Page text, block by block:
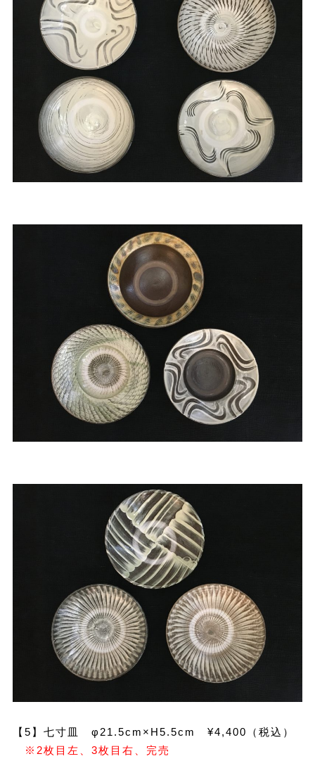
【5】七寸皿 φ21.5cm×H5.5cm ¥4,400（税込）
※2枚目左、3枚目右、完売